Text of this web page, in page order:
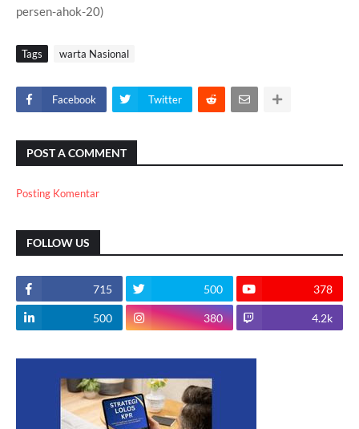
persen-ahok-20)
Tags warta Nasional
Facebook Twitter
POST A COMMENT
Posting Komentar
FOLLOW US
715 500 378
500 380 4.2k